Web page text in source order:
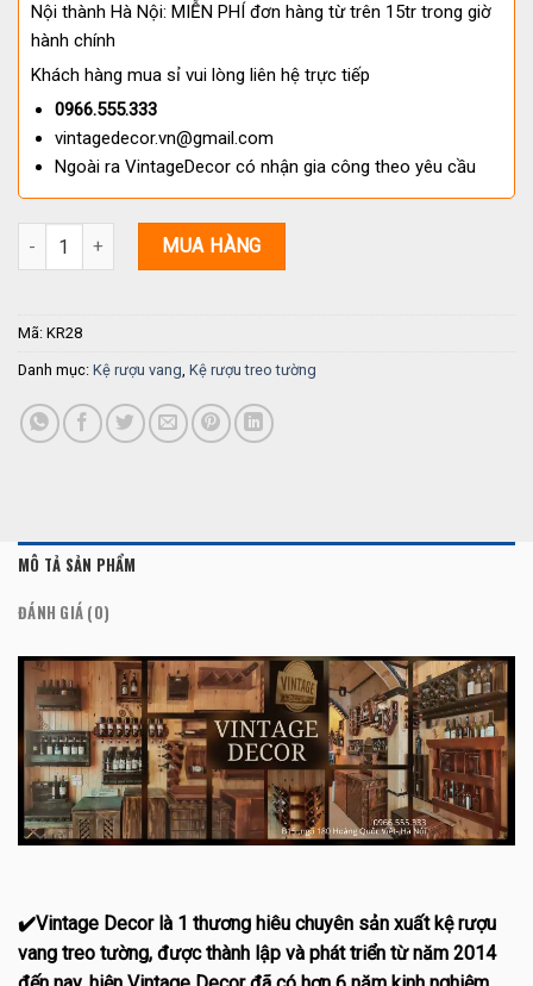
Nội thành Hà Nội: MIỄN PHÍ đơn hàng từ trên 15tr trong giờ
hành chính
Khách hàng mua sỉ vui lòng liên hệ trực tiếp
0966.555.333
vintagedecor.vn@gmail.com
Ngoài ra VintageDecor có nhận gia công theo yêu cầu
Kệ Rượu Treo Tường Ptagas KR28 số lượng
MUA HÀNG
Mã: KR28
Danh mục: Kệ rượu vang, Kệ rượu treo tường
MÔ TẢ SẢN PHẨM
ĐÁNH GIÁ (0)
✔️Vintage Decor là 1 thương hiêu chuyên sản xuất kệ rượu
vang treo tường, được thành lập và phát triển từ năm 2014